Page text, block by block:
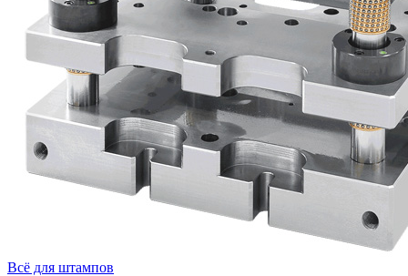
Всё для штампов